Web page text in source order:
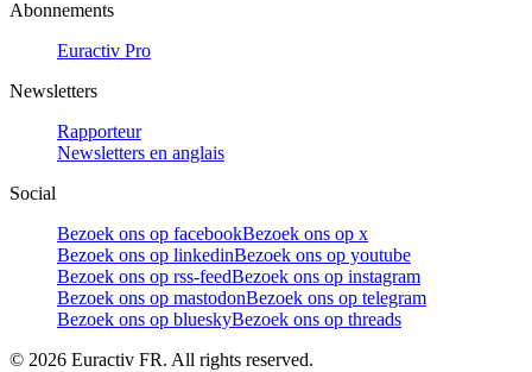
Abonnements
Euractiv Pro
Newsletters
Rapporteur
Newsletters en anglais
Social
Bezoek ons op facebookBezoek ons op x
Bezoek ons op linkedinBezoek ons op youtube
Bezoek ons op rss-feedBezoek ons op instagram
Bezoek ons op mastodonBezoek ons op telegram
Bezoek ons op blueskyBezoek ons op threads
© 2026 Euractiv FR. All rights reserved.